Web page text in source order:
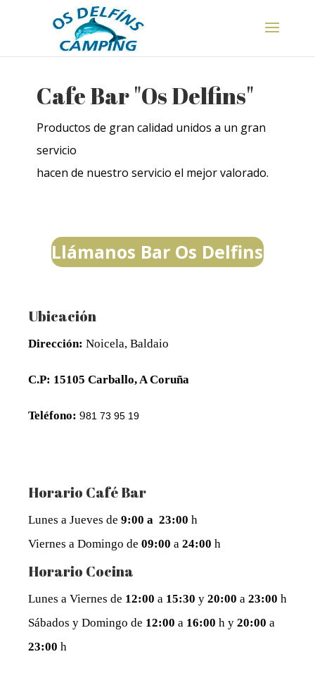
Cafe Bar "Os Delfins"
Productos de gran calidad unidos a un gran
servicio
hacen de nuestro servicio el mejor valorado.
Llámanos Bar Os Delfins
Ubicación
Dirección: Noicela, Baldaio
C.P: 15105 Carballo, A Coruña
Teléfono: 981 73 95 19
Horario Café Bar
Lunes a Jueves de 9:00 a 23:00 h
Viernes a Domingo de 09:00 a 24:00 h
Horario Cocina
Lunes a Viernes de 12:00 a 15:30 y 20:00 a 23:00 h
Sábados y Domingo de 12:00 a 16:00 h y 20:00 a
23:00 h